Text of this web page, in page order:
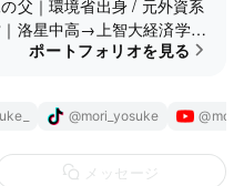
父｜環境省出身 / 元外資系
洛星中高→上智大経済学部
ポートフォリオを見る
@mori_yosuke
メッセージ